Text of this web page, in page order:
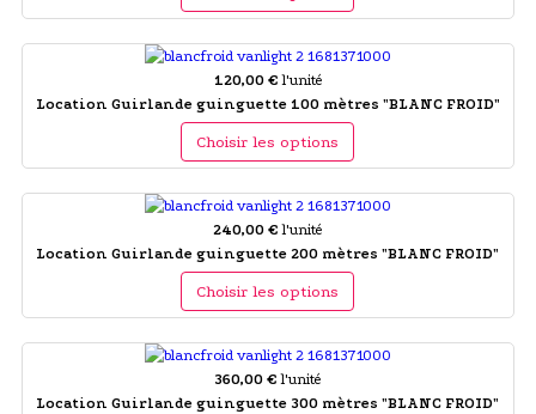
120,00 € l'unité
Location Guirlande guinguette 100 mètres "BLANC FROID"
Choisir les options
240,00 € l'unité
Location Guirlande guinguette 200 mètres "BLANC FROID"
Choisir les options
360,00 € l'unité
Location Guirlande guinguette 300 mètres "BLANC FROID"